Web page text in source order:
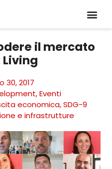
il mercato
30, 2017
,Eventi
economica,SDG-9
e infrastrutture